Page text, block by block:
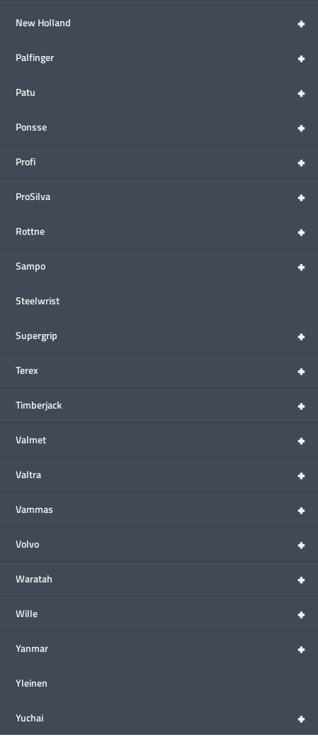
+
New Holland
+
Palfinger
+
Patu
+
Ponsse
+
Profi
+
ProSilva
+
Rottne
+
Sampo
Steelwrist
+
Supergrip
+
Terex
+
Timberjack
+
Valmet
+
Valtra
+
Vammas
+
Volvo
+
Waratah
+
Wille
+
Yanmar
Yleinen
+
Yuchai